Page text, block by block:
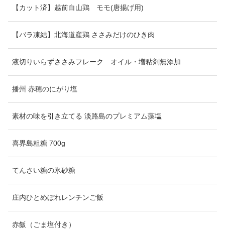
【カット済】越前白山鶏 モモ(唐揚げ用)
【バラ凍結】北海道産鶏 ささみだけのひき肉
液切りいらずささみフレーク オイル・増粘剤無添加
播州 赤穂のにがり塩
素材の味を引き立てる 淡路島のプレミアム藻塩
喜界島粗糖 700g
てんさい糖の氷砂糖
庄内ひとめぼれレンチンご飯
赤飯（ごま塩付き）